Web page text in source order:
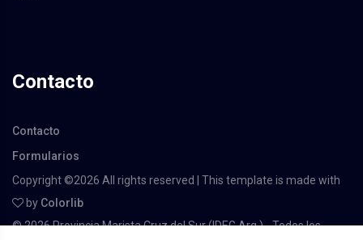
Contacto
Contacto
Formularios
Copyright ©2026 All rights reserved | This template is made with
by Colorlib
©2026 Provincia Marista Cruz del Sur (IDEG Arg.) - Todos los